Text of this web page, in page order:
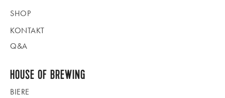
SHOP
KONTAKT
Q&A
HOUSE OF BREWING
BIERE